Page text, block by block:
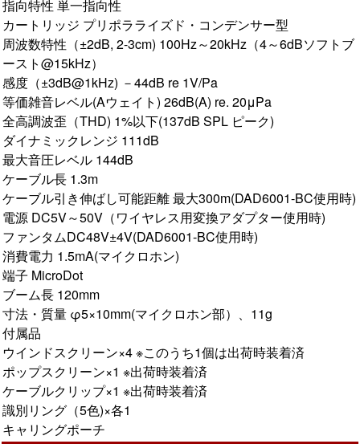
指向特性 単一指向性
カートリッジ プリポラライズド・コンデンサー型
周波数特性（±2dB, 2-3cm) 100Hz～20kHz（4～6dBソフトブ
ースト@15kHz）
感度（±3dB@1kHz) －44dB re 1V/Pa
等価雑音レベル(Aウェイト) 26dB(A) re. 20μPa
全高調波歪（THD) 1%以下(137dB SPL ピーク)
ダイナミックレンジ 111dB
最大音圧レベル 144dB
ケーブル長 1.3m
ケーブル引き伸ばし可能距離 最大300m(DAD6001-BC使用時)
電源 DC5V～50V（ワイヤレス用変換アダプター使用時)
ファンタムDC48V±4V(DAD6001-BC使用時)
消費電力 1.5mA(マイクロホン)
端子 MicroDot
ブーム長 120mm
寸法・質量 φ5×10mm(マイクロホン部）、11g
付属品
ウインドスクリーン×4 ※このうち1個は出荷時装着済
ポップスクリーン×1 ※出荷時装着済
ケーブルクリップ×1 ※出荷時装着済
識別リング（5色)×各1
キャリングポーチ